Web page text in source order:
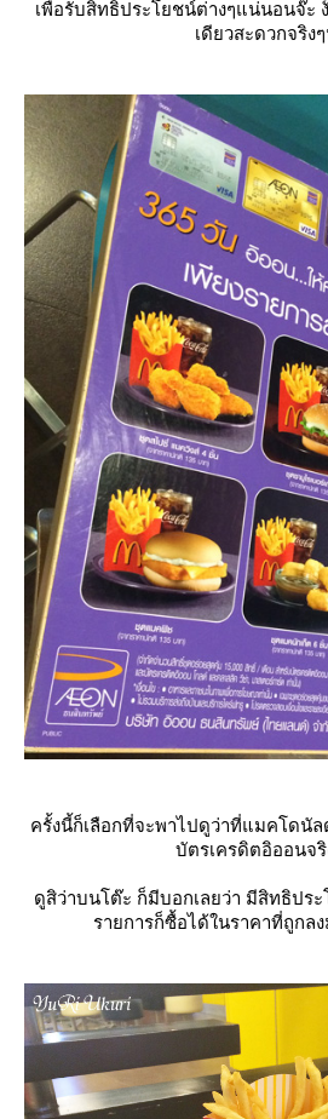
เพื่อรับสิทธิประโยชน์ต่างๆแน่นอนจ๊ะ
เดียวสะดวกจริง
ครั้งนี้ก็เลือกที่จะพาไปดูว่าที่แมคโดนัล
บัตรเครดิตอิออนจริ
ดูสิว่าบนโต๊ะ ก็มีบอกเลยว่า มีสิทธิปร
รายการก็ซื้อได้ในราคาที่ถูกล